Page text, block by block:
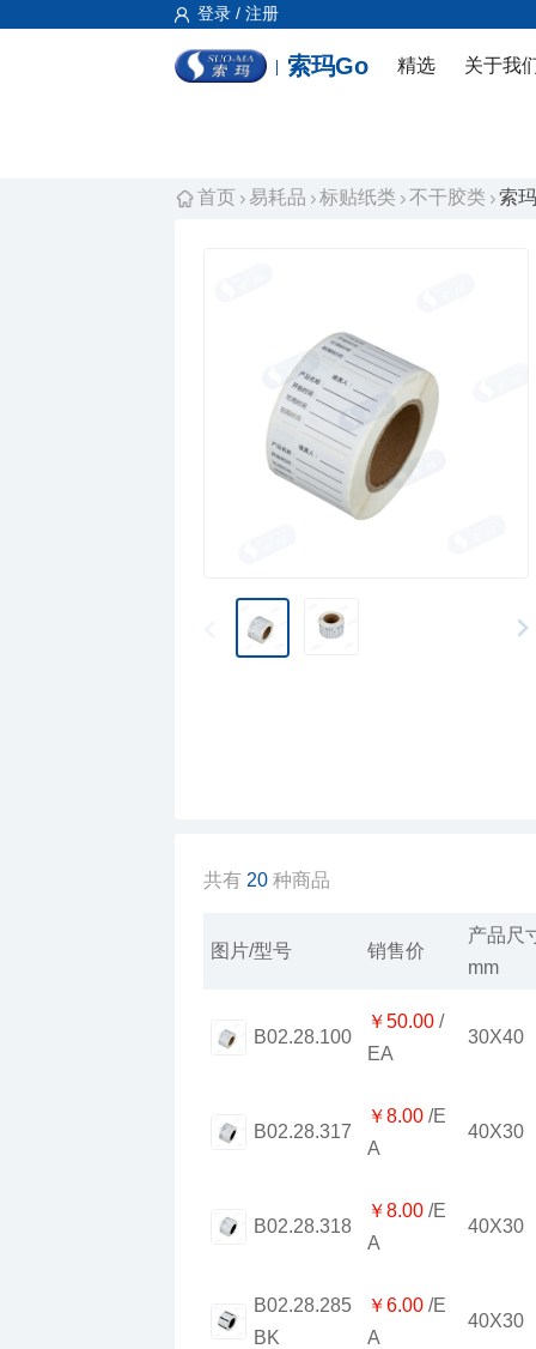
登录 / 注册
索玛Go 精选 关于我
首页 易耗品 标贴纸类 不干胶类 索
共有 20种商品
图片/型号
销售价
mm
B02.28.100
￥50.00
EA
30X40
B02.28.317
￥8.00
A
40X30
B02.28.318
￥8.00
A
40X30
BK
￥6.00
A
40X30
索玛白底热敏不干胶